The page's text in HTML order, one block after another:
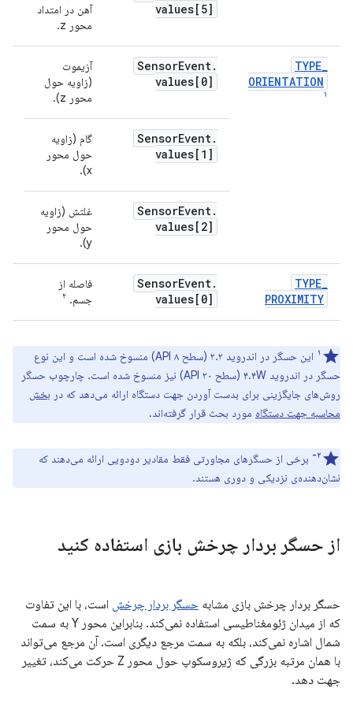
values[5]
آهن در امتداد
محور z.
TYPE_
ORIENTATION
۱
SensorEvent.
values[0]
آزیموت
(زاویه حول
محور z).
SensorEvent.
values[1]
گام (زاویه
حول محور
x).
SensorEvent.
values[2]
غلتش (زاویه
حول محور
y).
TYPE_
PROXIMITY
SensorEvent.
values[0]
فاصله از
جسم. ۲
۱
این حسگر در اندروید ۲.۲ (سطح API ۸) منسوخ شده است و این نوع
حسگر در اندروید ۴.۴W (سطح API ۲۰) نیز منسوخ شده است. چارچوب حسگر
روش‌های جایگزینی برای بدست آوردن جهت دستگاه ارائه می‌دهد که در بخش
محاسبه جهت دستگاه مورد بحث قرار گرفته‌اند.
۲-
برخی از حسگرهای مجاورتی فقط مقادیر دودویی ارائه می‌دهند که
نشان‌دهنده‌ی نزدیکی و دوری هستند.
از حسگر بردار چرخش بازی استفاده کنید
حسگر بردار چرخش بازی مشابه حسگر بردار چرخش است، با این تفاوت
که از میدان ژئومغناطیسی استفاده نمی‌کند. بنابراین محور Y به سمت
شمال اشاره نمی‌کند، بلکه به سمت مرجع دیگری است. آن مرجع می‌تواند
با همان مرتبه بزرگی که ژیروسکوپ حول محور Z حرکت می‌کند، تغییر
جهت دهد.